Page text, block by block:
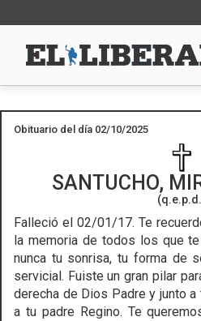
Obituario del día 02/10/2025
SANTUCHO,
Falleció el 02/01/17. Te
la memoria de todos los que
nunca tu sonrisa, tu forma de
servicial. Fuiste un gran pilar
derecha de Dios Padre y junto
a tu padre Regino. Te